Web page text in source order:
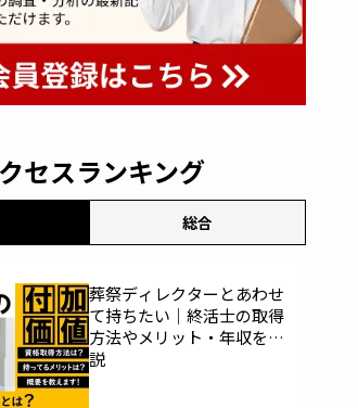
セスランキング
総合
葬祭ディレクターとあわせ
て持ちたい｜終活士の取得
方法やメリット・年収を解
説